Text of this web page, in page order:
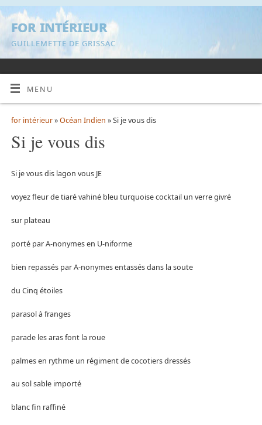
for intérieur
GUILLEMETTE DE GRISSAC
MENU
for intérieur»Océan Indien » Si je vous dis
Si je vous dis
Si je vous dis lagon vous JE
voyez fleur de tiaré vahiné bleu turquoise cocktail un verre givré
sur plateau
porté par A-nonymes en U-niforme
bien repassés par A-nonymes entassés dans la soute
du Cinq étoiles
parasol à franges
parade les aras font la roue
palmes en rythme un régiment de cocotiers dressés
au sol sable importé
blanc fin raffiné